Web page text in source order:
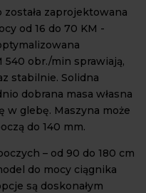
została zaprojektowana
od 16 do 70 KM -
540 obr./min sprawiają,
stabilnie. Solidna
dobrana masa własna
w glebę. Maszyna może
do 140 mm.
– od 90 do 180 cm
do mocy ciągnika
są doskonałym